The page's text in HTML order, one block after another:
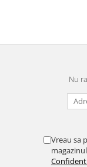
Nu
Vreau sa